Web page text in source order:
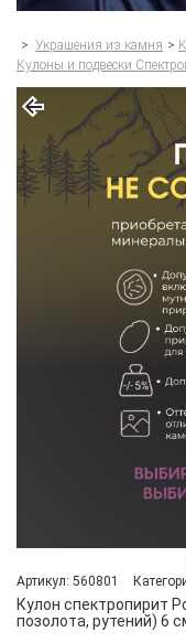
> Украшения из камня >
Кулоны и подвески
Артикул: 560801
Кулон спектропирит
позолота, рутений) 6